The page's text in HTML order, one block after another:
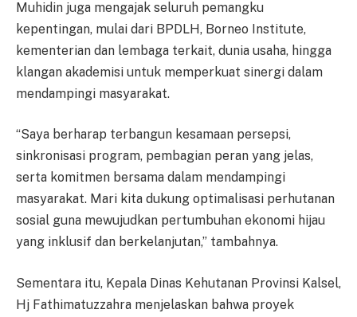
Muhidin juga mengajak seluruh pemangku
kepentingan, mulai dari BPDLH, Borneo Institute,
kementerian dan lembaga terkait, dunia usaha, hingga
klangan akademisi untuk memperkuat sinergi dalam
mendampingi masyarakat.
“Saya berharap terbangun kesamaan persepsi,
sinkronisasi program, pembagian peran yang jelas,
serta komitmen bersama dalam mendampingi
masyarakat. Mari kita dukung optimalisasi perhutanan
sosial guna mewujudkan pertumbuhan ekonomi hijau
yang inklusif dan berkelanjutan,” tambahnya.
Sementara itu, Kepala Dinas Kehutanan Provinsi Kalsel,
Hj Fathimatuzzahra menjelaskan bahwa proyek